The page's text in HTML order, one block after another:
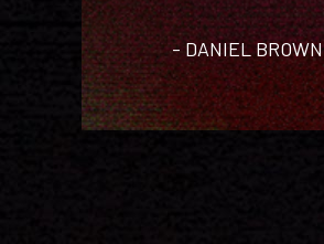
DANIEL BROWN